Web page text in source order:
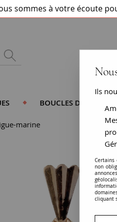
sommes à votre écoute
BOUCLES D'OREILLES
marine
Ils
Certains
non
cliquant